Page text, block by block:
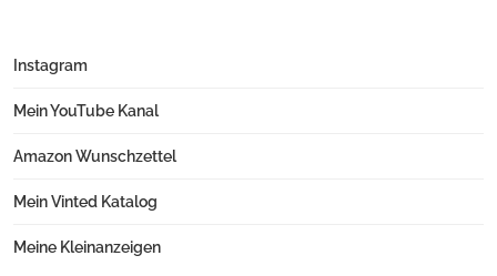
Instagram
Mein YouTube Kanal
Amazon Wunschzettel
Mein Vinted Katalog
Meine Kleinanzeigen